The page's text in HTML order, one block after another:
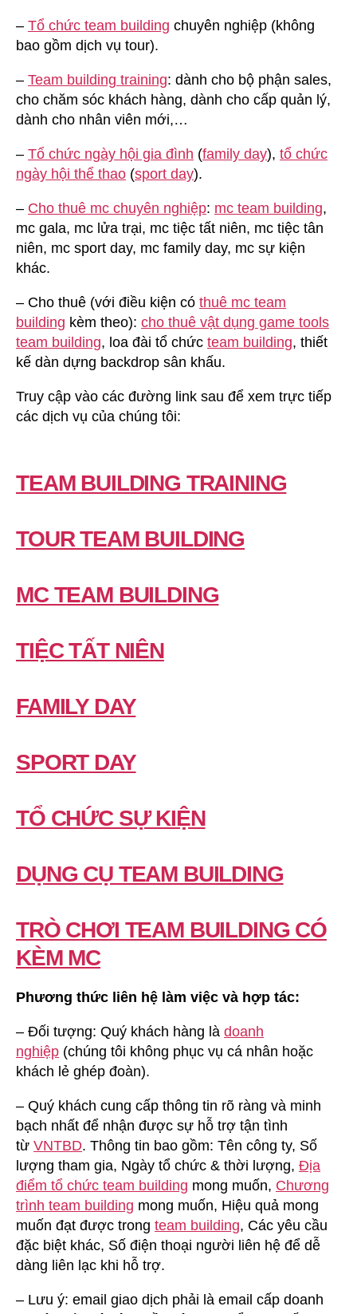
– Tổ chức team building chuyên nghiệp (không
bao gồm dịch vụ tour).
– Team building training: dành cho bộ phận sales,
cho chăm sóc khách hàng, dành cho cấp quản lý,
dành cho nhân viên mới,…
– Tổ chức ngày hội gia đình (family day), tổ chức
ngày hội thể thao (sport day).
– Cho thuê mc chuyên nghiệp: mc team building,
mc gala, mc lửa trại, mc tiệc tất niên, mc tiệc tân
niên, mc sport day, mc family day, mc sự kiện
khác.
– Cho thuê (với điều kiện có thuê mc team
building kèm theo): cho thuê vật dụng game tools
team building, loa đài tổ chức team building, thiết
kế dàn dựng backdrop sân khấu.
Truy cập vào các đường link sau để xem trực tiếp
các dịch vụ của chúng tôi:
TEAM BUILDING TRAINING
TOUR TEAM BUILDING
MC TEAM BUILDING
TIỆC TẤT NIÊN
FAMILY DAY
SPORT DAY
TỔ CHỨC SỰ KIỆN
DỤNG CỤ TEAM BUILDING
TRÒ CHƠI TEAM BUILDING CÓ
KÈM MC
Phương thức liên hệ làm việc và hợp tác:
– Đối tượng: Quý khách hàng là doanh
nghiệp (chúng tôi không phục vụ cá nhân hoặc
khách lẻ ghép đoàn).
– Quý khách cung cấp thông tin rõ ràng và minh
bạch nhất để nhận được sự hỗ trợ tận tình
từ VNTBD. Thông tin bao gồm: Tên công ty, Số
lượng tham gia, Ngày tổ chức & thời lượng, Địa
điểm tổ chức team building mong muốn, Chương
trình team building mong muốn, Hiệu quả mong
muốn đạt được trong team building, Các yêu cầu
đặc biệt khác, Số điện thoại người liên hệ để dễ
dàng liên lạc khi hỗ trợ.
– Lưu ý: email giao dịch phải là email cấp doanh